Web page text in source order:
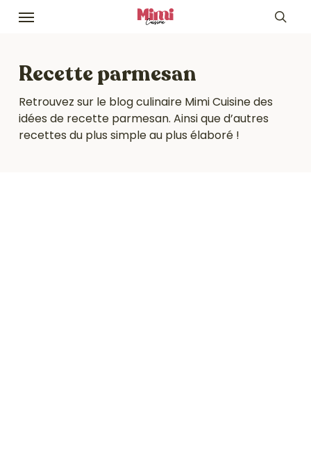
Skip
content
Menu
Recette parmesan
Retrouvez sur le blog culinaire Mimi Cuisine des
idées de recette parmesan. Ainsi que d’autres
recettes du plus simple au plus élaboré !